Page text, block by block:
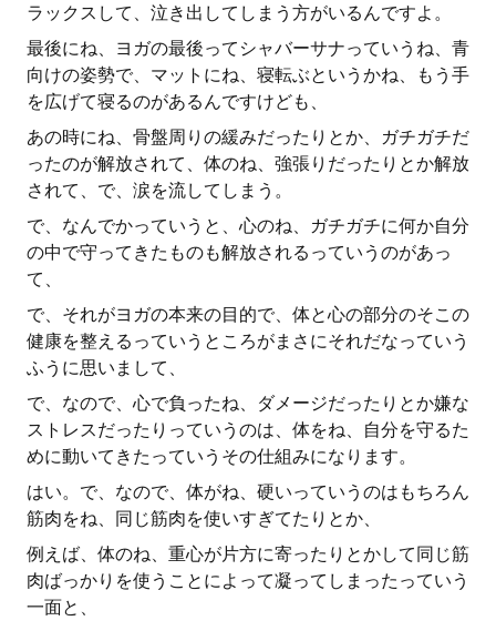
ラックスして、泣き出してしまう方がいるんですよ。
最後にね、ヨガの最後ってシャバーサナっていうね、青
向けの姿勢で、マットにね、寝転ぶというかね、もう手
を広げて寝るのがあるんですけども、
あの時にね、骨盤周りの緩みだったりとか、ガチガチだ
ったのが解放されて、体のね、強張りだったりとか解放
されて、で、涙を流してしまう。
で、なんでかっていうと、心のね、ガチガチに何か自分
の中で守ってきたものも解放されるっていうのがあっ
て、
で、それがヨガの本来の目的で、体と心の部分のそこの
健康を整えるっていうところがまさにそれだなっていう
ふうに思いまして、
で、なので、心で負ったね、ダメージだったりとか嫌な
ストレスだったりっていうのは、体をね、自分を守るた
めに動いてきたっていうその仕組みになります。
はい。で、なので、体がね、硬いっていうのはもちろん
筋肉をね、同じ筋肉を使いすぎてたりとか、
例えば、体のね、重心が片方に寄ったりとかして同じ筋
肉ばっかりを使うことによって凝ってしまったっていう
一面と、